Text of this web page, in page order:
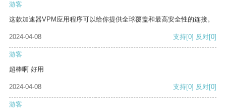
游客
这款加速器VPM应用程序可以给你提供全球覆盖和最高安全性的连接。
2024-04-08 支持[0] 反对[0]
游客
超棒啊 好用
2024-04-08 支持[0] 反对[0]
游客